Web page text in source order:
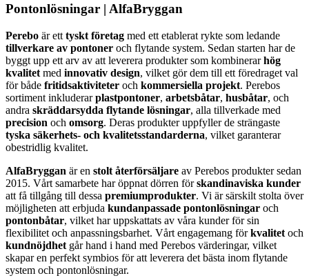
Pontonlösningar | AlfaBryggan
Perebo är ett tyskt företag med ett etablerat rykte som ledande
tillverkare av pontoner och flytande system. Sedan starten har de
byggt upp ett arv av att leverera produkter som kombinerarhög
kvalitet med innovativ design, vilket gör dem till ett föredraget val
för både fritidsaktiviteter och kommersiella projekt. Perebos
sortiment inkluderarplastpontoner, arbetsbåtar, husbåtar, och
andra skräddarsydda flytande lösningar, alla tillverkade med
precision och omsorg. Deras produkter uppfyller de strängaste
tyska säkerhets- och kvalitetsstandarderna, vilket garanterar
obestridlig kvalitet.
AlfaBryggan är en stolt återförsäljare av Perebos produkter sedan
2015. Vårt samarbete har öppnat dörren förskandinaviska kunder
att få tillgång till dessa premiumprodukter. Vi är särskilt stolta över
möjligheten att erbjuda kundanpassade pontonlösningar och
pontonbåtar, vilket har uppskattats av våra kunder för sin
flexibilitet och anpassningsbarhet. Vårt engagemang förkvalitet och
kundnöjdhet går hand i hand med Perebos värderingar, vilket
skapar en perfekt symbios för att leverera det bästa inom flytande
system och pontonlösningar.